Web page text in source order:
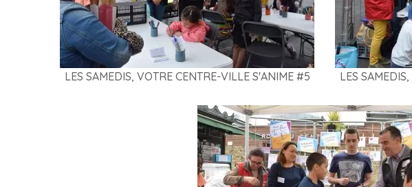
LES SAMEDIS, VOTRE CENTRE-VILLE S'ANIME #5 LES